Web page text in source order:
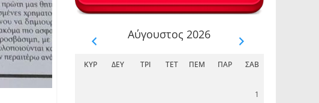
Αύγουστος 2026
ΚΥΡ ΔΕΥ ΤΡΊ ΤΕΤ ΠΈΜ ΠΑΡ ΣΆΒ
1